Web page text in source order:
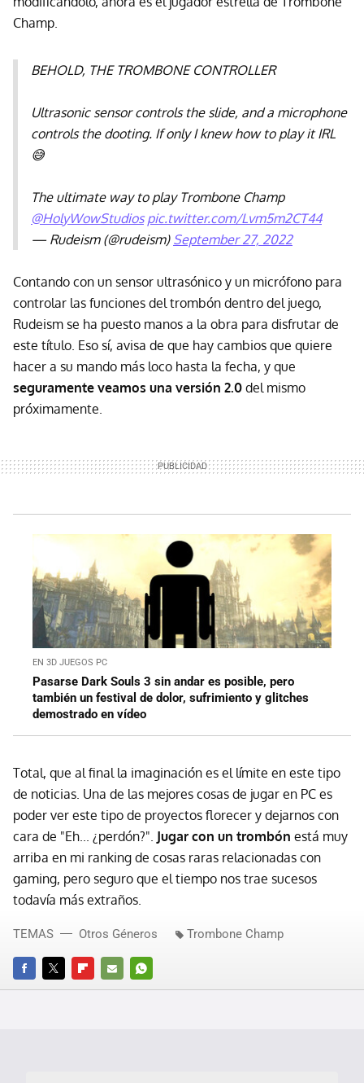
Champ.
BEHOLD, THE TROMBONE CONTROLLER
Ultrasonic sensor controls the slide, and a microphone
controls the dooting. If only I knew how to play it IRL
😅
The ultimate way to play Trombone Champ
@HolyWowStudios pic.twitter.com/Lvm5m2CT44
— Rudeism (@rudeism) September 27, 2022
Contando con un sensor ultrasónico y un micrófono para
controlar las funciones del trombón dentro del juego,
Rudeism se ha puesto manos a la obra para disfrutar de
este título. Eso sí, avisa de que hay cambios que quiere
hacer a su mando más loco hasta la fecha, y que
seguramente veamos una versión 2.0 del mismo
próximamente.
EN 3D JUEGOS PC
Pasarse Dark Souls 3 sin andar es posible, pero
también un festival de dolor, sufrimiento y glitches
demostrado en vídeo
Total, que al final la imaginación es el límite en este tipo
de noticias. Una de las mejores cosas de jugar en PC es
poder ver este tipo de proyectos florecer y dejarnos con
cara de "Eh... ¿perdón?". Jugar con un trombón está muy
arriba en mi ranking de cosas raras relacionadas con
gaming, pero seguro que el tiempo nos trae sucesos
todavía más extraños.
FACEBOOKTWITTERFLIPBOARD
E-
WHATSAPP
TEMAS Otros Géneros Trombone Champ